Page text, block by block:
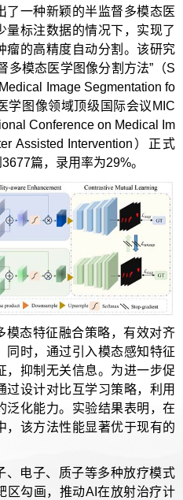
了一种新颖的半监督多模态医
量标注数据的情况下，实现了
瘤的高精度自动分割。该研究
多模态医学图像分割方法”（S
Image Segmentation fo
学图像领域顶级国际会议MIC
Conference on Medical Im
Assisted Intervention）正式
篇，录用率为29%。
模态特征融合策略，有效对齐
同时，通过引入模态感知特征
，抑制无关信息。为进一步促
设计对比互学习策略，利用
泛化能力。实验结果表明，在
，该方法性能显著优于现有的
、电子、质子等多种放疗模式
区勾画，推动AI在放射治疗计